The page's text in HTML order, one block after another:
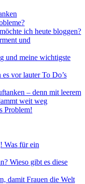
ich heute bloggen?
und
und meine wichtigste
vor lauter To Do’s
– denn mit leerem
weit weg
Problem!
Was für ein
Wieso gibt es diese
damit Frauen die Welt